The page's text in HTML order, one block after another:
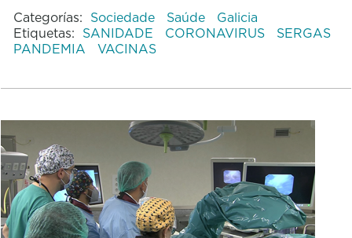
Categorías: Sociedade Saúde
Galicia
Etiquetas: SANIDADE CORONAVIRUS
SERGAS
PANDEMIA
VACINAS